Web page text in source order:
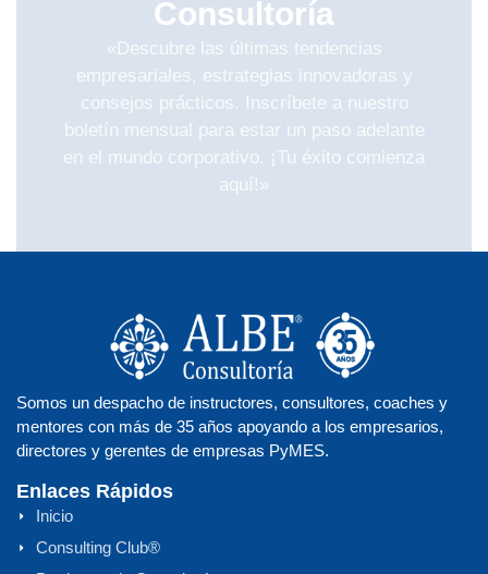
Consultoría
«Descubre las últimas tendencias
empresariales, estrategias innovadoras y
consejos prácticos. Inscríbete a nuestro
boletín mensual para estar un paso adelante
en el mundo corporativo. ¡Tu éxito comienza
aquí!»
Somos un despacho de instructores, consultores, coaches y
mentores con más de 35 años apoyando a los empresarios,
directores y gerentes de empresas PyMES.
Enlaces Rápidos
Inicio
Consulting Club®